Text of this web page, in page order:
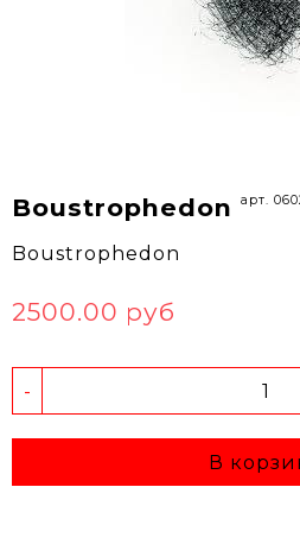
Boustrophedon арт.
Boustrophedon
2500.00 руб
-
В